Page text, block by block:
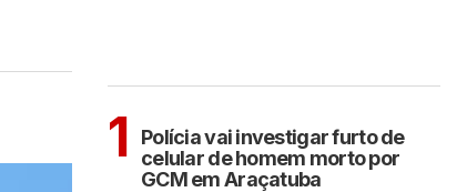
1
Polícia vai investigar furto de
celular de homem morto por
GCM em Araçatuba